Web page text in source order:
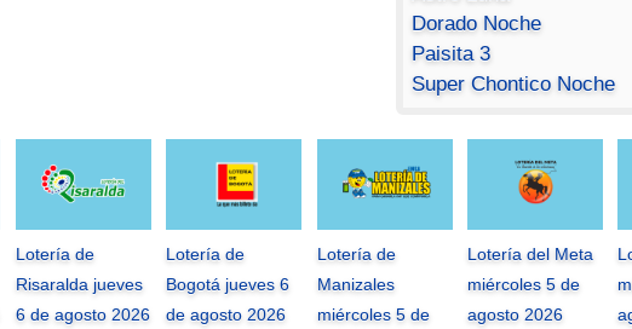
Dorado Noche
Paisita 3
Super Chontico Noche
Lotería de
Risaralda jueves
6 de agosto 2026
Lotería de
Bogotá jueves 6
de agosto 2026
Lotería de
Manizales
miércoles 5 de
Lotería del Meta
miércoles 5 de
agosto 2026